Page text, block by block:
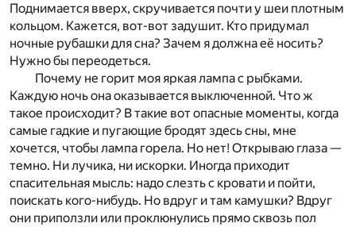
Поднимается вверх, скручивается почти у шеи плотным
кольцом. Кажется, вот-вот задушит. Кто придумал
ночные рубашки для сна? Зачем я должна её носить?
Нужно бы переодеться.
Почему не горит моя яркая лампа с рыбками.
Каждую ночь она оказывается выключенной. Что ж
такое происходит? В такие вот опасные моменты, когда
самые гадкие и пугающие бродят здесь сны, мне
хочется, чтобы лампа горела. Но нет! Открываю глаза —
темно. Ни лучика, ни искорки. Иногда приходит
спасительная мысль: надо слезть с кровати и пойти,
поискать кого-нибудь. Но вдруг и там камушки? Вдруг
они приползли или проклюнулись прямо сквозь пол